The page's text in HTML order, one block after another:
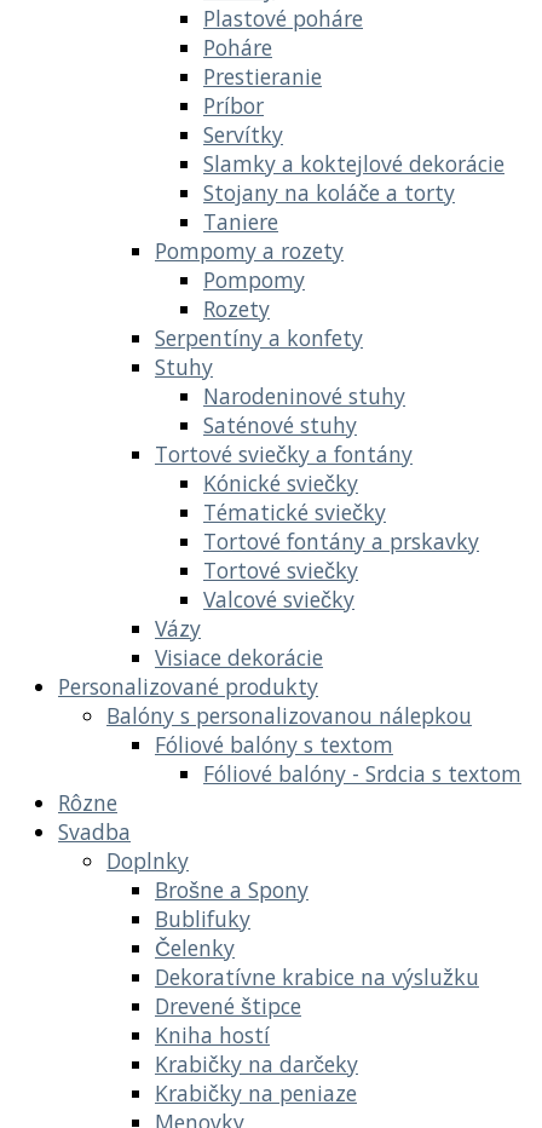
Plastové poháre
Poháre
Prestieranie
Príbor
Servítky
Slamky a koktejlové dekorácie
Stojany na koláče a torty
Taniere
Pompomy a rozety
Pompomy
Rozety
Serpentíny a konfety
Stuhy
Narodeninové stuhy
Saténové stuhy
Tortové sviečky a fontány
Kónické sviečky
Tématické sviečky
Tortové fontány a prskavky
Tortové sviečky
Valcové sviečky
Vázy
Visiace dekorácie
Personalizované produkty
Balóny s personalizovanou nálepkou
Fóliové balóny s textom
Fóliové balóny - Srdcia s textom
Rôzne
Svadba
Doplnky
Brošne a Spony
Bublifuky
Čelenky
Dekoratívne krabice na výslužku
Drevené štipce
Kniha hostí
Krabičky na darčeky
Krabičky na peniaze
Menovky